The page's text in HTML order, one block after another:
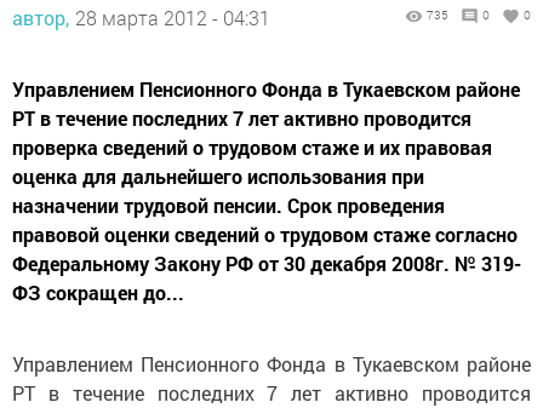
автор, 28 марта 2012 - 04:31 735 0 0
Управлением Пенсионного Фонда в Тукаевском районе
РТ в течение последних 7 лет активно проводится
проверка сведений о трудовом стаже и их правовая
оценка для дальнейшего использования при
назначении трудовой пенсии. Срок проведения
правовой оценки сведений о трудовом стаже согласно
Федеральному Закону РФ от 30 декабря 2008г. № 319-
ФЗ сокращен до...
Управлением Пенсионного Фонда в Тукаевском районе
РТ в течение последних 7 лет активно проводится